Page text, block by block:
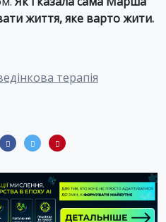
життя, яке варто жити.
терапія